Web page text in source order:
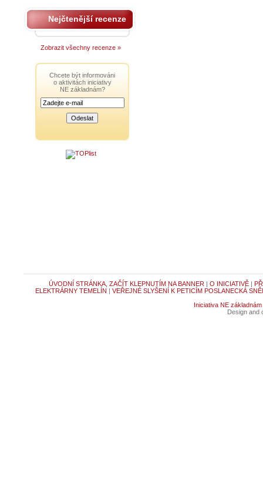
Nejčtenější recenze
Zobrazit všechny recenze »
Chcete být informováni
o aktivitách iniciativy
NE základnám?
ÚVODNÍ STRÁNKA, ZAČÍT KLEPNUTÍM NA BANNER | O INICIATIVĚ|
ELEKTRÁRNY TEMELÍN | VEŘEJNÉ SLYŠENÍ K PETICÍM POSLANECKÁ
Iniciativa NE základnám
Design and